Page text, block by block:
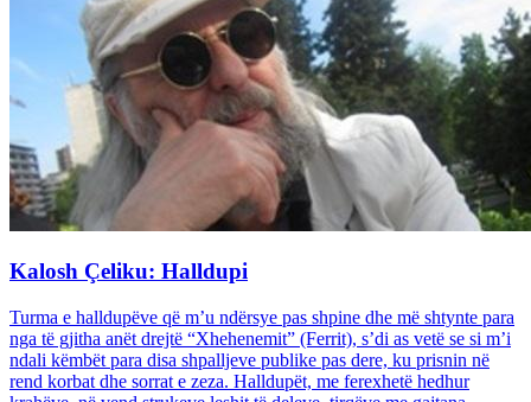
Kalosh Çeliku: Halldupi
Turma e halldupëve që m’u ndërsye pas shpine dhe më shtynte para
nga të gjitha anët drejtë “Xhehenemit” (Ferrit), s’di as vetë se si m’i
ndali këmbët para disa shpalljeve publike pas dere, ku prisnin në
rend korbat dhe sorrat e zeza. Halldupët, me ferexhetë hedhur